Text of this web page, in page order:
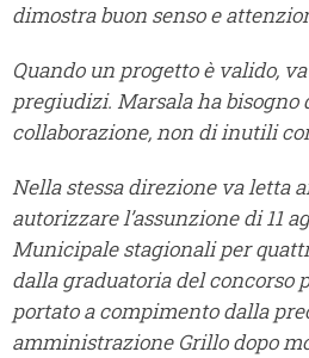
dimostra buon senso e
Quando un progetto è valido,
pregiudizi. Marsala ha bisogno
collaborazione, non di inutili
Nella stessa direzione va letta
autorizzare l’assunzione di 11
Municipale stagionali per
dalla graduatoria del concorso
portato a compimento dalla
amministrazione Grillo dopo